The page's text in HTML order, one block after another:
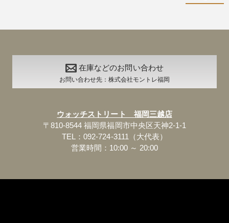
在庫などのお問い合わせ
お問い合わせ先：株式会社モントレ福岡
ウォッチストリート 福岡三越店
〒810-8544 福岡県福岡市中央区天神2-1-1
TEL：092-724-3111（大代表）
営業時間：10:00 ～ 20:00